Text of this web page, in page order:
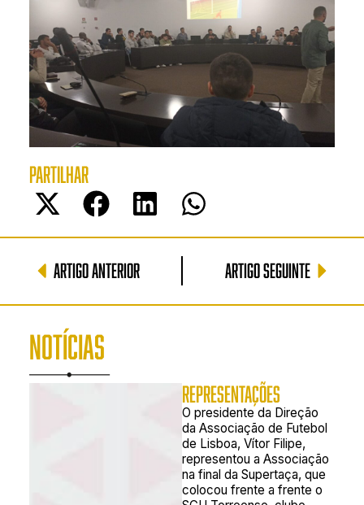
PARTILHAR
ARTIGO ANTERIOR ARTIGO SEGUINTE
NOTÍCIAS
REPRESENTAÇÕES
O presidente da Direção
da Associação de Futebol
de Lisboa, Vítor Filipe,
representou a Associação
na final da Supertaça, que
colocou frente a frente o